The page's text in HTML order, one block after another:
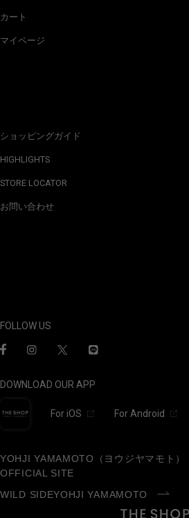
カート
マイページ
ショッピングガイド
HIGHLIGHTS
STORE LOCATOR
お問い合わせ
FOLLOW US
DOWNLOAD OUR APP
For iOS For Android
YOHJI YAMAMOTO（ヨウジヤマモト）
OFFICIAL SITE
WILD SIDEYOHJI YAMAMOTO